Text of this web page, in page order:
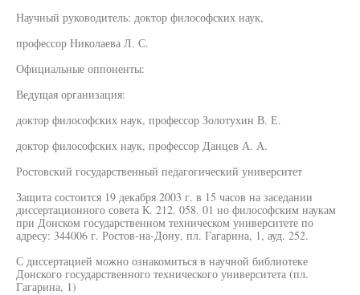
Научный руководитель: доктор философских наук,
профессор Николаева Л. С.
Официальные оппоненты:
Ведущая организация:
доктор философских наук, профессор Золотухин В. Е.
доктор философских наук, профессор Данцев А. А.
Ростовский государственный педагогический университет
Защита состоится 19 декабря 2003 г. в 15 часов на заседании
диссертационного совета К. 212. 058. 01 но философским наукам
при Донском государственном техническом университете по
адресу: 344006 г. Ростов-на-Дону, пл. Гагарина, 1, ауд. 252.
С диссертацией можно ознакомиться в научной библиотеке
Донского государственного технического университета (пл.
Гагарина, 1)